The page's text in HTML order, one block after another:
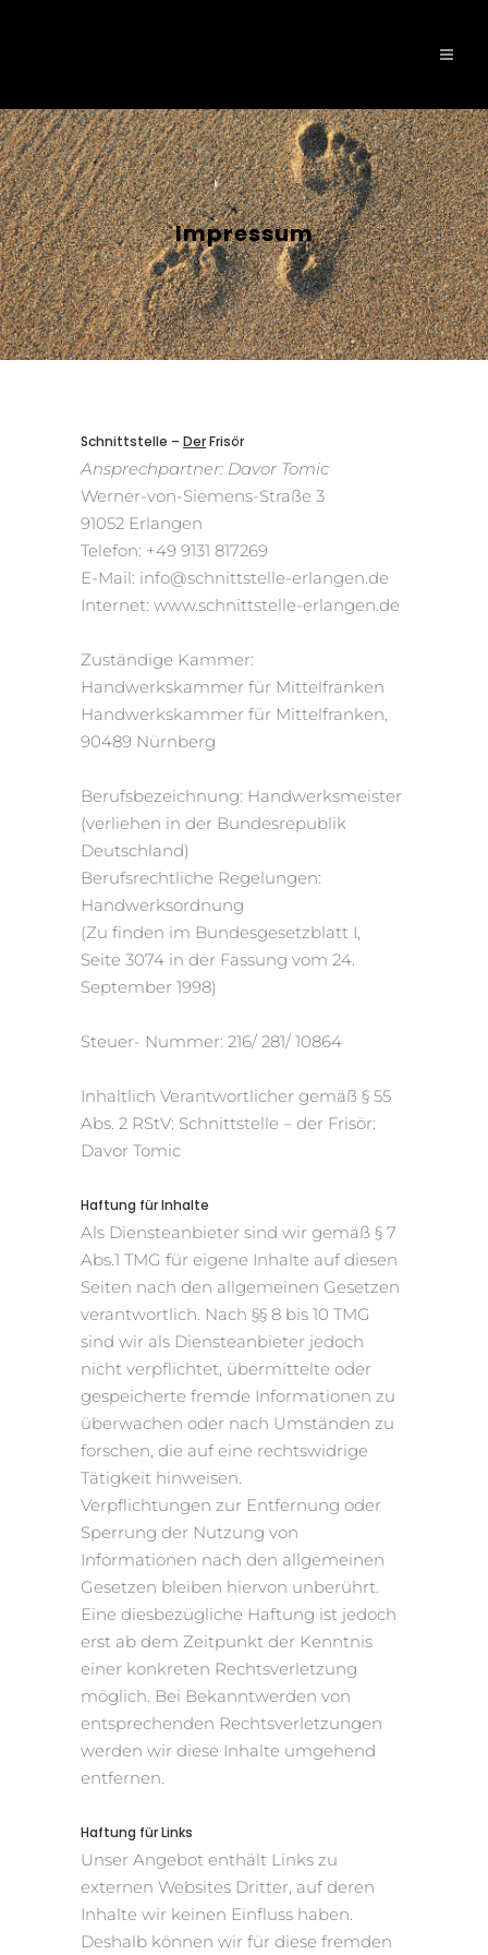
Impressum
Schnittstelle – DerFrisör
Ansprechpartner: Davor Tomic
Werner-von-Siemens-Straße 3
91052 Erlangen
Telefon: +49 9131 817269
E-Mail: info@schnittstelle-erlangen.de
Internet: www.schnittstelle-erlangen.de
Zuständige Kammer:
Handwerkskammer für Mittelfranken
Handwerkskammer für Mittelfranken,
90489 Nürnberg
Berufsbezeichnung: Handwerksmeister
(verliehen in der Bundesrepublik
Deutschland)
Berufsrechtliche Regelungen:
Handwerksordnung
(Zu finden im Bundesgesetzblatt I,
Seite 3074 in der Fassung vom 24.
September 1998)
Steuer- Nummer: 216/ 281/ 10864
Inhaltlich Verantwortlicher gemäß § 55
Abs. 2 RStV: Schnittstelle – der Frisör:
Davor Tomic
Haftung für Inhalte
Als Diensteanbieter sind wir gemäß § 7
Abs.1 TMG für eigene Inhalte auf diesen
Seiten nach den allgemeinen Gesetzen
verantwortlich. Nach §§ 8 bis 10 TMG
sind wir als Diensteanbieter jedoch
nicht verpflichtet, übermittelte oder
gespeicherte fremde Informationen zu
überwachen oder nach Umständen zu
forschen, die auf eine rechtswidrige
Tätigkeit hinweisen.
Verpflichtungen zur Entfernung oder
Sperrung der Nutzung von
Informationen nach den allgemeinen
Gesetzen bleiben hiervon unberührt.
Eine diesbezügliche Haftung ist jedoch
erst ab dem Zeitpunkt der Kenntnis
einer konkreten Rechtsverletzung
möglich. Bei Bekanntwerden von
entsprechenden Rechtsverletzungen
werden wir diese Inhalte umgehend
entfernen.
Haftung für Links
Unser Angebot enthält Links zu
externen Websites Dritter, auf deren
Inhalte wir keinen Einfluss haben.
Deshalb können wir für diese fremden